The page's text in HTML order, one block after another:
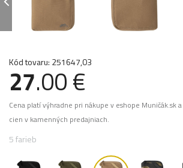
Kód tovaru: 251647,03
27.00 €
Cena platí výhradne pri nákupe v eshope Muničák.sk
cien v kamenných predajniach.
5 farieb